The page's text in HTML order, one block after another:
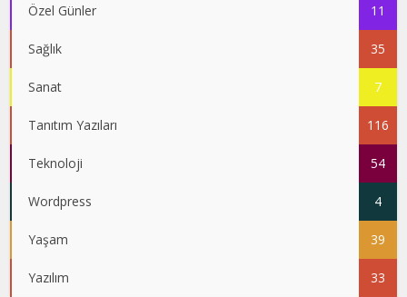
Özel Günler 11
Sağlık 35
Sanat 7
Tanıtım Yazıları 116
Teknoloji 54
Wordpress 4
Yaşam 39
Yazılım 33